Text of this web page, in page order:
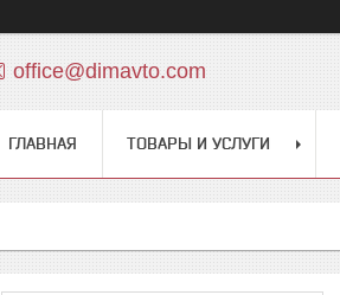
office@dimavto.com
ГЛАВНАЯ ТОВАРЫ И УСЛУГИ